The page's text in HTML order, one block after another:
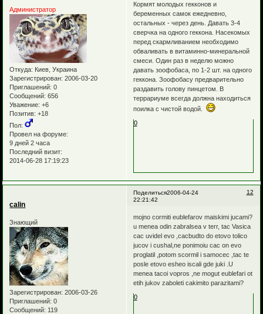
Администратор
Откуда: Киев, Украина
Зарегистрирован: 2006-03-20
Приглашений: 0
Сообщений: 656
Уважение: +6
Позитив: +18
Пол:
Провел на форуме:
9 дней 2 часа
Последний визит:
2014-06-28 17:19:23
Кормят молодых гекконов и
беременных самок ежедневно,
остальных - через день. Давать 3-4
сверчка на одного геккона. Насекомых
перед скармливанием необходимо
обваливать в витаминно-минеральной
смеси. Один раз в неделю можно
давать зоофобаса, по 1-2 шт. на одного
геккона. Зоофобасу предварительно
раздавить голову пинцетом. В
террариуме всегда должна находиться
поилка с чистой водой.
0
Поделиться 12
2006-04-24
22:21:42
calin
Знающий
Зарегистрирован: 2006-03-26
Приглашений: 0
Сообщений: 119
mojno cormiti eublefarov maiskimi jucami?
u menea odin zabralsea v terr, tac Vasica
cac uvidel evo ,cacbudto do etovo tolico
jucov i cushal,ne ponimoiu cac on evo
proglatil ,potom scormil i samocec ,tac te
posle etovo esheo iscali gde juki .U
menea tacoi vopros ,ne mogut eublefari ot
etih jukov zaboleti cakimito parazitami?
0